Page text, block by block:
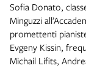
Sofia Donato,
Minguzzi
promettenti
Evgeny Kissin,
Michail Lifits,